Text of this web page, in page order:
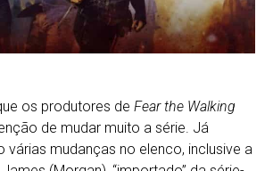
os produtores de Fear the Walking
de mudar muito a série. Já
várias mudanças no elenco, inclusive a